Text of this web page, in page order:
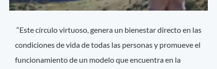
“Este círculo virtuoso, genera un bienestar directo en las
condiciones de vida de todas las personas y promueve el
funcionamiento de un modelo que encuentra en la